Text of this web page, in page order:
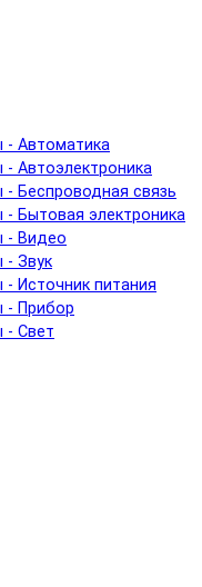
- Автоматика
Автоэлектроника
Беспроводная связь
Бытовая электроника
- Видео
- Звук
Источник питания
- Прибор
- Свет